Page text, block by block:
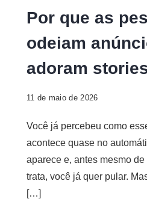
Por que as
odeiam
adoram
11 de maio de 2026
Você já percebeu como
acontece quase no
aparece e, antes mesmo
trata, você já quer pular.
[…]